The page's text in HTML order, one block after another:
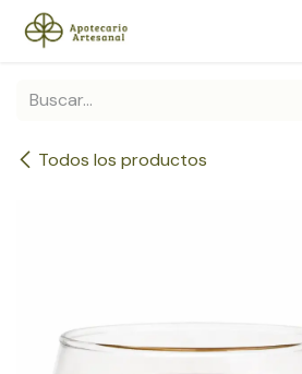
Ir al contenido
Todos los productos